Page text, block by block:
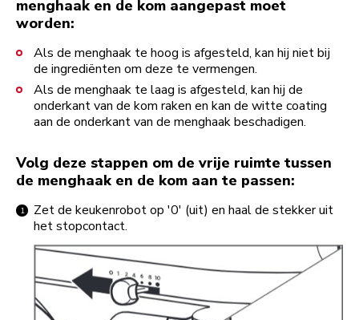
menghaak en de kom aangepast moet
worden:
Als de menghaak te hoog is afgesteld, kan hij niet bij
de ingrediënten om deze te vermengen.
Als de menghaak te laag is afgesteld, kan hij de
onderkant van de kom raken en kan de witte coating
aan de onderkant van de menghaak beschadigen.
Volg deze stappen om de vrije ruimte tussen
de menghaak en de kom aan te passen:
Zet de keukenrobot op '0' (uit) en haal de stekker uit
het stopcontact.